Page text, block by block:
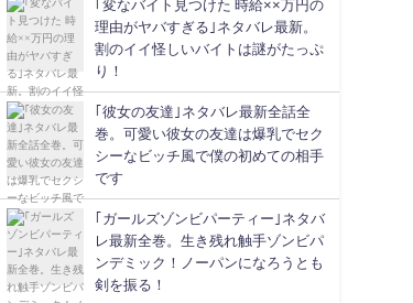
｢変なバイト見つけた 時給××万円の
理由がヤバすぎる｣ネタバレ最新。
割のイイ怪しいバイトは謎がたっぷ
り！
｢彼女の友達｣ネタバレ最新全話全
巻。可愛い彼女の友達は爆乳でセク
シーなビッチ風で僕の初めての相手
です
｢ガールズゾンビパーティー｣ネタバ
レ最新全巻。生き残れ触手ゾンビパ
ンデミック！ノーパンになろうとも
剣を振る！